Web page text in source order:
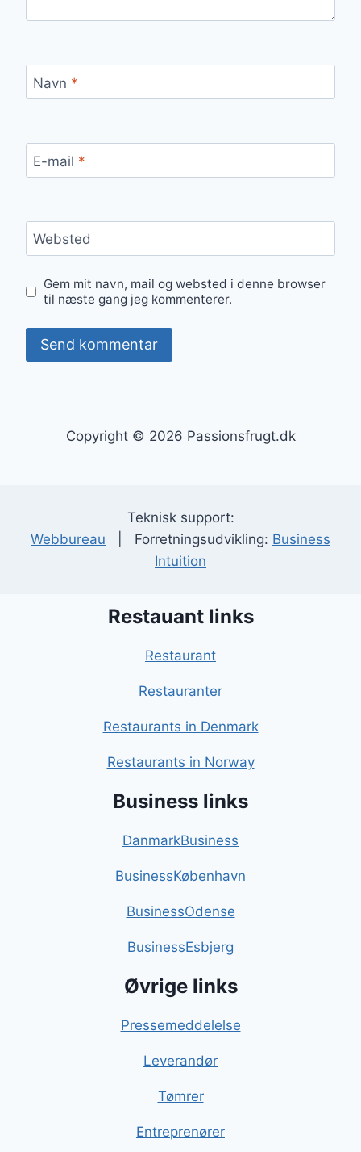
Navn *
E-mail *
Websted
Gem mit navn, mail og websted i denne browser
til næste gang jeg kommenterer.
Copyright © 2026 Passionsfrugt.dk
Teknisk support:
Webbureau | Forretningsudvikling: Business
Intuition
Restauant links
Restaurant
Restauranter
Restaurants in Denmark
Restaurants in Norway
Business links
DanmarkBusiness
BusinessKøbenhavn
BusinessOdense
BusinessEsbjerg
Øvrige links
Pressemeddelelse
Leverandør
Tømrer
Entreprenører